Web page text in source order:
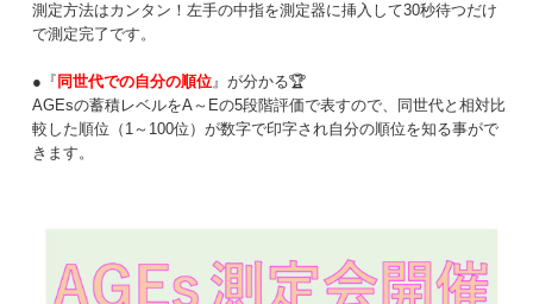
測定方法はカンタン！左手の中指を測定器に挿入して30秒待つだけ
で測定完了です。
●『 同世代での自分の順位』が分かる🏆
AGEsの蓄積レベルをA～Eの5段階評価で表すので、同世代と相対比
較した順位（1～100位）が数字で印字され自分の順位を知る事がで
きます。